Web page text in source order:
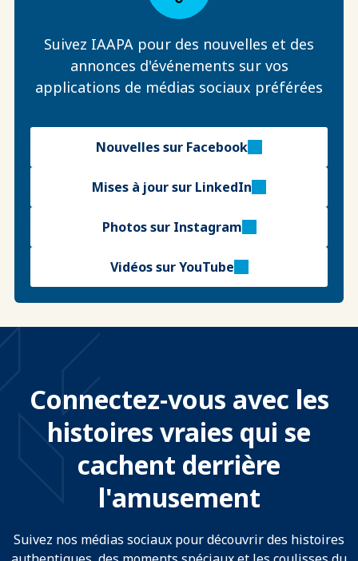
Suivez IAAPA pour des nouvelles et des
annonces d'événements sur vos
applications de médias sociaux préférées
Nouvelles sur Facebook
Mises à jour sur LinkedIn
Photos sur Instagram
Vidéos sur YouTube
Connectez-vous avec les
histoires vraies qui se
cachent derrière
l'amusement
Suivez nos médias sociaux pour découvrir des histoires